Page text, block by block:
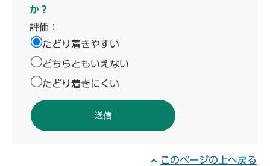
か？
評価：
たどり着きやすい
どちらともいえない
たどり着きにくい
このページの上へ戻る